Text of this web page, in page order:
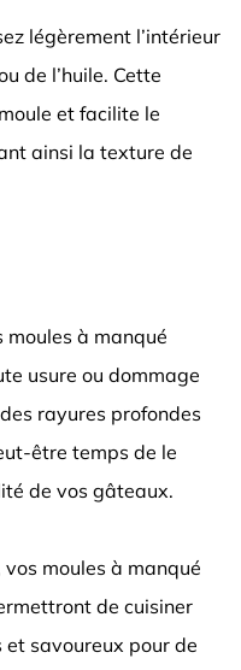
légèrement l’intérieur
de l’huile. Cette
et facilite le
ainsi la texture de
moules à manqué
usure ou dommage
rayures profondes
être temps de le
de vos gâteaux.
moules à manqué
de cuisiner
savoureux pour de